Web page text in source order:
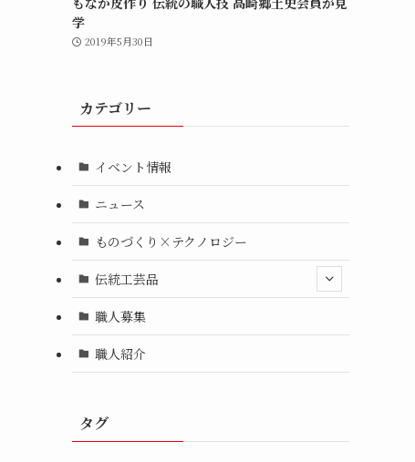
学
2019年5月30日
カテゴリー
イベント情報
ニュース
ものづくり×テクノロジー
伝統工芸品
職人募集
職人紹介
タグ